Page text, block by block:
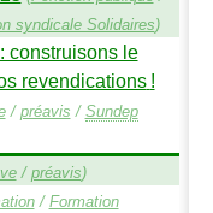
syndicale Solidaires)
construisons le
revendications !
/ préavis / Sundep
/ préavis)
/ Formation